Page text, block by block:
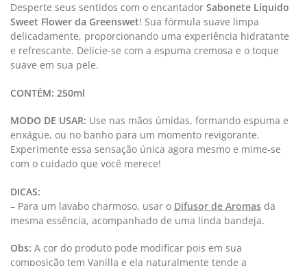
Desperte seus sentidos com o encantador Sabonete Líquido
Sweet Flower da Greenswet! Sua fórmula suave limpa
delicadamente, proporcionando uma experiência hidratante
e refrescante. Delicie-se com a espuma cremosa e o toque
suave em sua pele.
CONTÉM: 250ml
MODO DE USAR: Use nas mãos úmidas, formando espuma e
enxágue, ou no banho para um momento revigorante.
Experimente essa sensação única agora mesmo e mime-se
com o cuidado que você merece!
DICAS:
– Para um lavabo charmoso, usar o Difusor de Aromas da
mesma essência, acompanhado de uma linda bandeja.
Obs: A cor do produto pode modificar pois em sua
composição tem Vanilla e ela naturalmente tende a